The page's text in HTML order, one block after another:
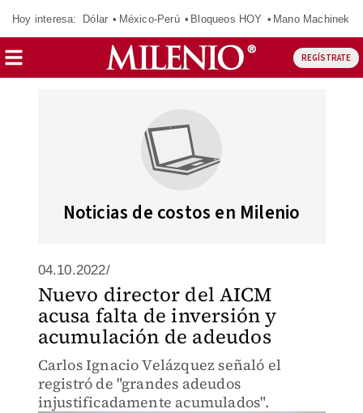
Hoy interesa: Dólar México-Perú Bloqueos HOY Mano Machinek
REGÍSTRATE
Noticias de costos en Milenio
04.10.2022/
Nuevo director del AICM
acusa falta de inversión y
acumulación de adeudos
Carlos Ignacio Velázquez señaló el
registró de "grandes adeudos
injustificadamente acumulados".